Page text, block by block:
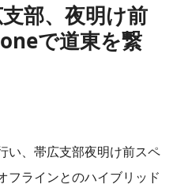
部、夜明け前
で道東を繋
い、帯広支部夜明け前スペ
フラインとのハイブリッド